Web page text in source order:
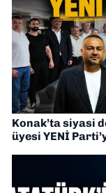
Konak’ta siyasi
üyesi YENİ